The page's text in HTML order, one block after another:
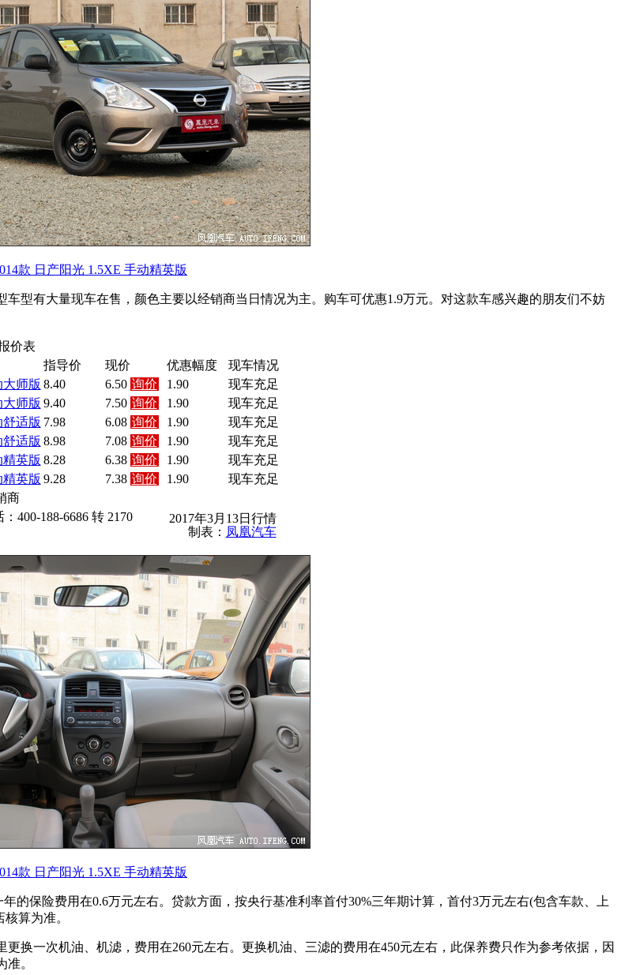
款 日产阳光 1.5XE 手动精英版
型有大量现车在售，颜色主要以经销商当日情况为主。购车可优惠1.9万元。对这款车感兴趣的朋友们不妨
价表
指导价 现价 优惠幅度
现车情况
大师版 8.40 6.50 询价 1.90
现车充足
大师版 9.40 7.50 询价 1.90
现车充足
舒适版 7.98 6.08 询价 1.90
现车充足
舒适版 8.98 7.08 询价 1.90
现车充足
精英版 8.28 6.38 询价 1.90
现车充足
精英版 9.28 7.38 询价 1.90
现车充足
商
400-188-6686 转 2170
2017年3月13日行情
制表： 凤凰汽车
款 日产阳光 1.5XE 手动精英版
的保险费用在0.6万元左右。贷款方面，按央行基准利率首付30%三年期计算，首付3万元左右(包含车款、上
算为准。
换一次机油、机滤，费用在260元左右。更换机油、三滤的费用在450元左右，此保养费只作为参考依据，因
。